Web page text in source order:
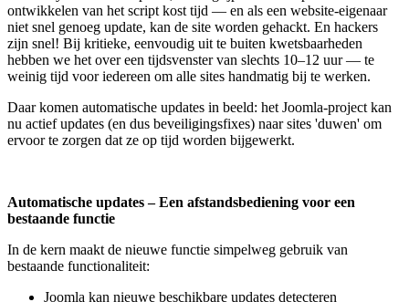
ontwikkelen van het script kost tijd — en als een website-eigenaar
niet snel genoeg update, kan de site worden gehackt. En hackers
zijn snel! Bij kritieke, eenvoudig uit te buiten kwetsbaarheden
hebben we het over een tijdsvenster van slechts 10–12 uur — te
weinig tijd voor iedereen om alle sites handmatig bij te werken.
Daar komen automatische updates in beeld: het Joomla-project kan
nu actief updates (en dus beveiligingsfixes) naar sites 'duwen' om
ervoor te zorgen dat ze op tijd worden bijgewerkt.
Automatische updates – Een afstandsbediening voor een
bestaande functie
In de kern maakt de nieuwe functie simpelweg gebruik van
bestaande functionaliteit:
Joomla kan nieuwe beschikbare updates detecteren